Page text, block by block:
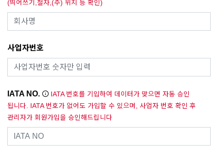
(띄어쓰기,철자,(주) 위치 등 확인)
사업자번호
IATA NO.
IATA 번호를 기입하여 데이터가 맞으면 자동 승인
됩니다. IATA 번호가 없어도 가입할 수 있으며, 사업자 번호 확인 후
관리자가 회원가입을 승인해드립니다